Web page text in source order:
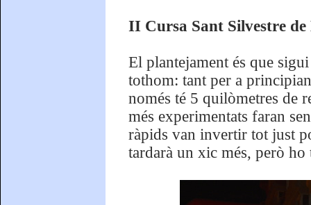
II Cursa Sant Silvestre
El plantejament és que
tothom: tant per a
només té 5 quilòmetres de
més experimentats faran
ràpids van invertir tot just
tardarà un xic més, però